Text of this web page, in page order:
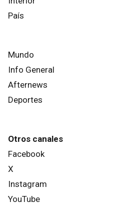
País
Mundo
Info General
Afternews
Deportes
Otros canales
Facebook
X
Instagram
YouTube